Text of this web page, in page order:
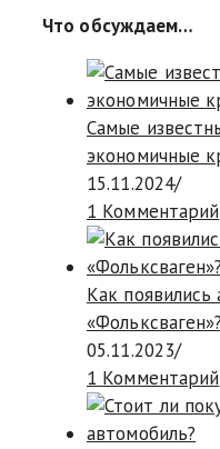
Что обсуждаем…
Самые
экономичные
15.11.2024/
1 Комментарий
Как появились
«Фольксваген»?
05.11.2023/
1 Комментарий